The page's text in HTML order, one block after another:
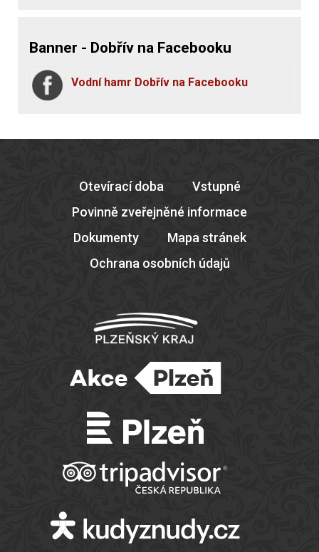
Banner - Dobřív na Facebooku
Vodní hamr Dobřív na Facebooku
Otevírací doba
Vstupné
Povinně zveřejněné informace
Dokumenty
Mapa stránek
Ochrana osobních údajů